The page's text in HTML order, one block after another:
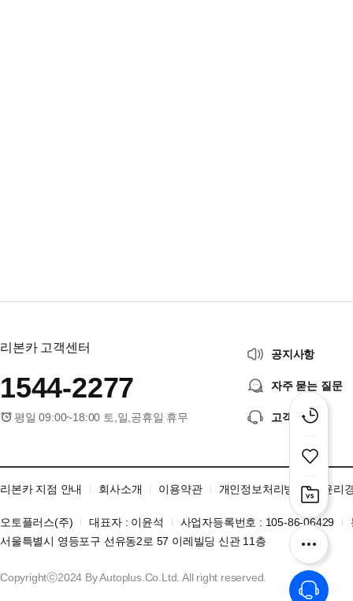
리본카 고객센터
1544-2277
평일 09:00~18:00 토,일,공휴일 휴무
공지사항
자주 묻는 질문
고객센터
리본카 지점 안내 회사소개 이용약관 개인정보처리방침 윤리
오토플러스(주) 대표자 : 이윤석 사업자등록번호 : 105-86-06429
서울특별시 영등포구 선유동2로 57 이레빌딩 신관 11층
Copyrightⓒ2024 By Autoplus.Co.Ltd. All right reserved.